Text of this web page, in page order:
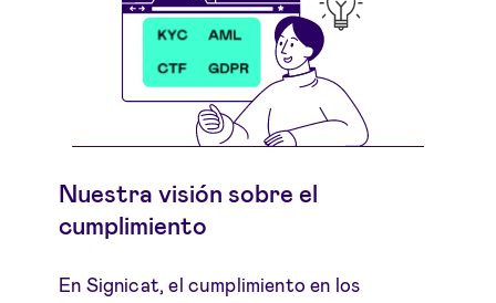
Nuestra visión sobre el
cumplimiento
En Signicat, el cumplimiento en los